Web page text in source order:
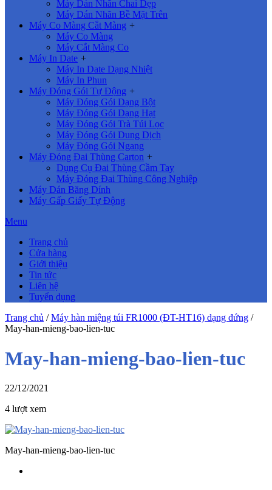
Máy Dán Nhãn Chai Dẹp
Máy Dán Nhãn Bề Mặt Trên
Máy Co Màng Cắt Màng +
Máy Co Màng
Máy Cắt Màng Co
Máy In Date +
Máy In Date Dạng Nhiệt
Máy In Phun
Máy Đóng Gói Tự Động +
Máy Đóng Gói Dạng Bột
Máy Đóng Gói Dạng Hạt
Máy Đóng Gói Trà Túi Lọc
Máy Đóng Gói Dung Dịch
Máy Đóng Gói Ngang
Máy Đóng Đai Thùng Carton +
Dụng Cụ Đai Thùng Cầm Tay
Máy Đóng Đai Thùng Công Nghiệp
Máy Dán Băng Dính
Máy Gấp Giấy Tự Động
Menu
Trang chủ
Cửa hàng
Giới thiệu
Tin tức
Liên hệ
Tuyển dụng
Trang chủ /Máy hàn miệng túi FR1000 (ĐT-HT16) dạng đứng /
May-han-mieng-bao-lien-tuc
May-han-mieng-bao-lien-tuc
22/12/2021
4 lượt xem
May-han-mieng-bao-lien-tuc